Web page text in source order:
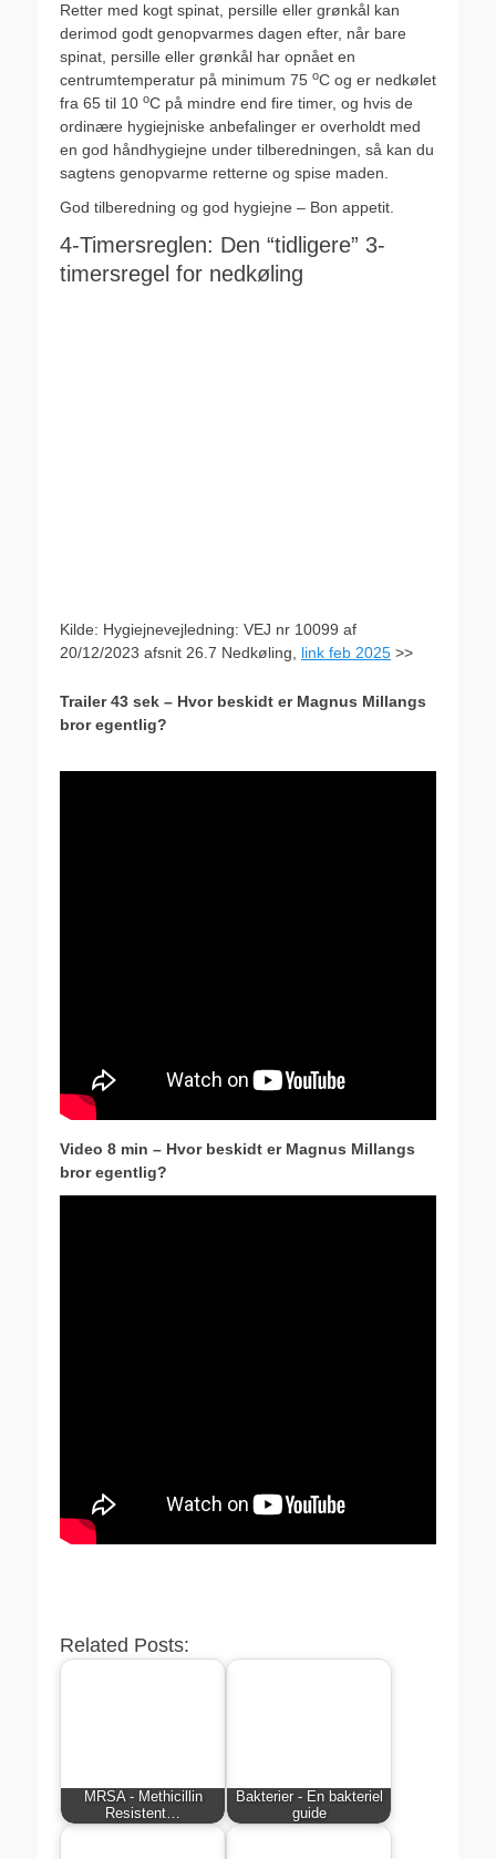
Retter med kogt spinat, persille eller grønkål kan
derimod godt genopvarmes dagen efter, når bare
spinat, persille eller grønkål har opnået en
centrumtemperatur på minimum 75 oC og er nedkølet
fra 65 til 10 oC på mindre end fire timer, og hvis de
ordinære hygiejniske anbefalinger er overholdt med
en god håndhygiejne under tilberedningen, så kan du
sagtens genopvarme retterne og spise maden.
God tilberedning og god hygiejne – Bon appetit.
4-Timersreglen: Den “tidligere” 3-
timersregel for nedkøling
Kilde: Hygiejnevejledning: VEJ nr 10099 af
20/12/2023 afsnit 26.7 Nedkøling, link feb 2025 >>
Trailer 43 sek – Hvor beskidt er Magnus Millangs
bror egentlig?
Video 8 min – Hvor beskidt er Magnus Millangs
bror egentlig?
Related Posts:
MRSA - Methicillin
Resistent…
Bakterier - En bakteriel
guide